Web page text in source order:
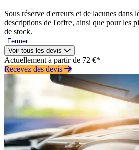
Sous réserve d'erreurs et de lacunes dans
descriptions de l'offre, ainsi que pour les
de stock.
Fermer
Voir tous les devis
Actuellement à partir de 72 €*
Recevez des devis